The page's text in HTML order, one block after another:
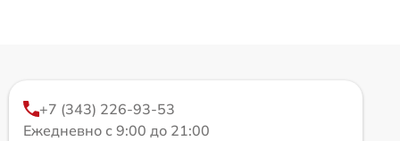
+7 (343) 226-93-53
Ежедневно с 9:00 до 21:00